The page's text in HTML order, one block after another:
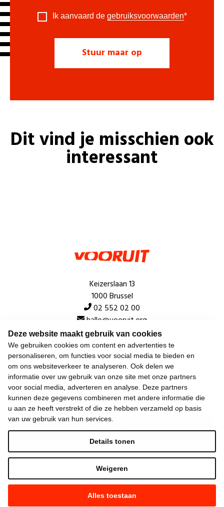
Deze website maakt gebruik van cookies
We gebruiken cookies om content en advertenties te
personaliseren, om functies voor social media te bieden en
om ons websiteverkeer te analyseren. Ook delen we
informatie over uw gebruik van onze site met onze partners
voor social media, adverteren en analyse. Deze partners
kunnen deze gegevens combineren met andere informatie die
u aan ze heeft verstrekt of die ze hebben verzameld op basis
van uw gebruik van hun services.
Alles toestaan
Weigeren
Details tonen
Ik aanvaard de gebruiksvoorwaarden*
Dit vind je misschien ook
interessant
Keizerslaan 13
1000 Brussel
02 552 02 00
hallo@vooruit.org
Snel
Over de beweging
Algemeen
Laatste nieuws